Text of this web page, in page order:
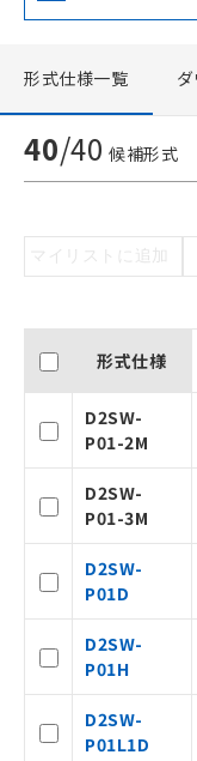
形式仕様一覧
40/40 候補形式
マイリストに追加
形式仕様
D2SW-
P01-2M
D2SW-
P01-3M
D2SW-
P01D
D2SW-
P01H
D2SW-
P01L1D
ご利用